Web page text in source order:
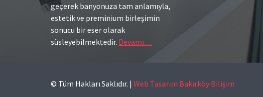
geçerek banyonuza tam anlamıyla,
estetik ve preminium birleşimin
sonucu bir eser olarak
süsleyebilmektedir. Devamı…
© Tüm Hakları Saklıdır. | Web Tasarım Bakırköy Bilişim